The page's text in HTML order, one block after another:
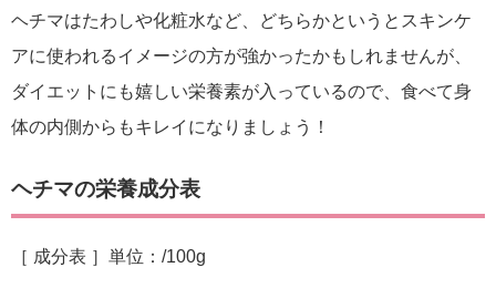
ヘチマはたわしや化粧水など、どちらかというとスキンケ
アに使われるイメージの方が強かったかもしれませんが、
ダイエットにも嬉しい栄養素が入っているので、食べて身
体の内側からもキレイになりましょう！
ヘチマの栄養成分表
［ 成分表 ］単位：/100g